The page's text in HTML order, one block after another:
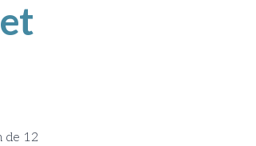
de 12